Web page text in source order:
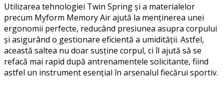
Utilizarea tehnologiei Twin Spring și a materialelor
precum Myform Memory Air ajută la menținerea unei
ergonomii perfecte, reducând presiunea asupra corpului
și asigurând o gestionare eficientă a umidității. Astfel,
această saltea nu doar susține corpul, ci îl ajută să se
refacă mai rapid după antrenamentele solicitante, fiind
astfel un instrument esențial în arsenalul fiecărui sportiv.